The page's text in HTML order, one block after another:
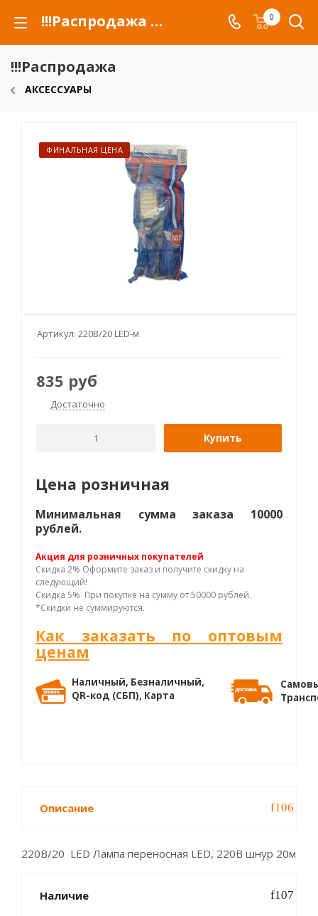
!!!Распродажа для автомобилей российских марок и сельхозтехники 0
!!!Распродажа
АКСЕССУАРЫ
ФИНАЛЬНАЯ ЦЕНА
Артикул: 220В/20 LED-м
835 руб
Достаточно
Купить
Цена розничная
Минимальная сумма заказа 10000
рублей.
Акция для розничных покупателей
Скидка 2% Оформите заказ и получите скидку на
следующий!
Скидка 5% При покупке на сумму от 50000 рублей.
*Скидки не суммируются.
Как заказать по оптовым
ценам
Наличный, Безналичный,
QR-код (СБП), Карта
Описание
220В/20 LED Лампа переносная LED, 220В шнур 20м
Наличие